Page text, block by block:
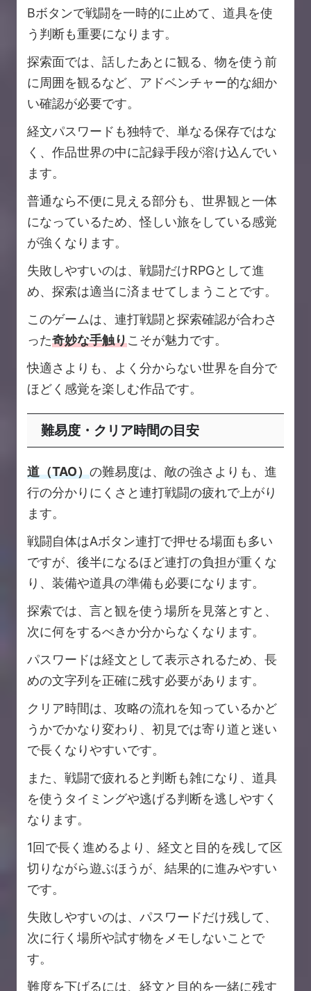
Bボタンで戦闘を一時的に止めて、道具を使
う判断も重要になります。
探索面では、話したあとに観る、物を使う前
に周囲を観るなど、アドベンチャー的な細か
い確認が必要です。
経文パスワードも独特で、単なる保存ではな
く、作品世界の中に記録手段が溶け込んでい
ます。
普通なら不便に見える部分も、世界観と一体
になっているため、怪しい旅をしている感覚
が強くなります。
失敗しやすいのは、戦闘だけRPGとして進
め、探索は適当に済ませてしまうことです。
このゲームは、連打戦闘と探索確認が合わさ
った奇妙な手触りこそが魅力です。
快適さよりも、よく分からない世界を自分で
ほどく感覚を楽しむ作品です。
難易度・クリア時間の目安
道（TAO）の難易度は、敵の強さよりも、進
行の分かりにくさと連打戦闘の疲れで上がり
ます。
戦闘自体はAボタン連打で押せる場面も多い
ですが、後半になるほど連打の負担が重くな
り、装備や道具の準備も必要になります。
探索では、言と観を使う場所を見落とすと、
次に何をするべきか分からなくなります。
パスワードは経文として表示されるため、長
めの文字列を正確に残す必要があります。
クリア時間は、攻略の流れを知っているかど
うかでかなり変わり、初見では寄り道と迷い
で長くなりやすいです。
また、戦闘で疲れると判断も雑になり、道具
を使うタイミングや逃げる判断を逃しやすく
なります。
1回で長く進めるより、経文と目的を残して区
切りながら遊ぶほうが、結果的に進みやすい
です。
失敗しやすいのは、パスワードだけ残して、
次に行く場所や試す物をメモしないことで
す。
難度を下げるには、経文と目的を一緒に残す